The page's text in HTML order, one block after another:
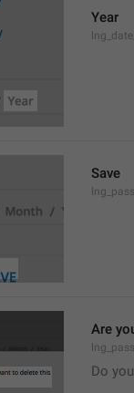
Year
Save
Are
Do